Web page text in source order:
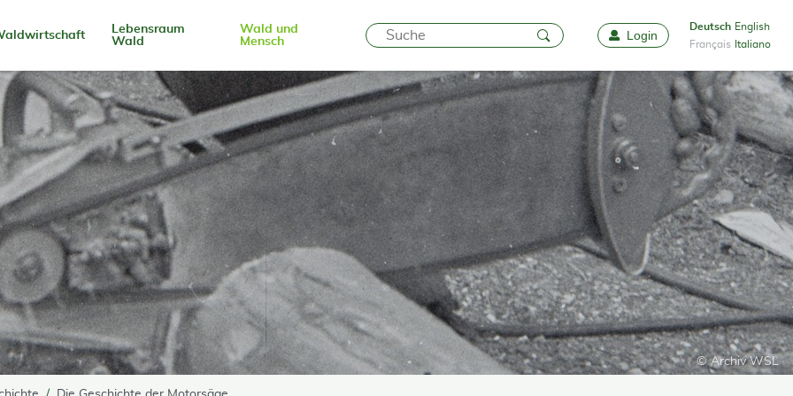
Lebensraum
Wald
Wald und
Mensch
FavoritenLogin
Deutsch English
Français
Italiano
© Archiv WSL